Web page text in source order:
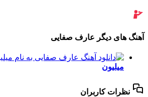
آهنگ های دیگر عارف صفایی
میلیون
نظرات کاربران